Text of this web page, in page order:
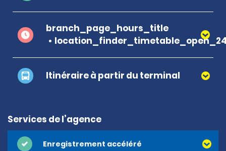
branch_page_hours_title
Itinéraire à partir du terminal
Services de l’agence
Enregistrement accéléré